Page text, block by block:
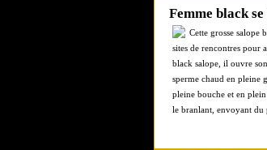
Femme black
Cette grosse salope
sites de rencontres pour
black salope, il ouvre
sperme chaud en pleine
pleine bouche et en
le branlant, envoyant du